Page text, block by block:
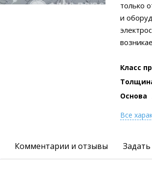
только
и
Класс
Основа
Все
Комментарии и отзывы